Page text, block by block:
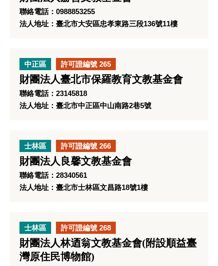
聯絡電話：0988853255
法人地址：臺北市大安區忠孝東路三段136號11樓
中正區 許可證編號 265
財團法人臺北市保羅教育文教基金會
聯絡電話：23145818
法人地址：臺北市中正區中山南路2巷5號
士林區 許可證編號 266
財團法人良馨文教基金會
聯絡電話：28340561
法人地址：臺北市士林區文昌路18號1樓
士林區 許可證編號 268
財團法人林迺翁文教基金會(附設順益臺
灣原住民博物館)